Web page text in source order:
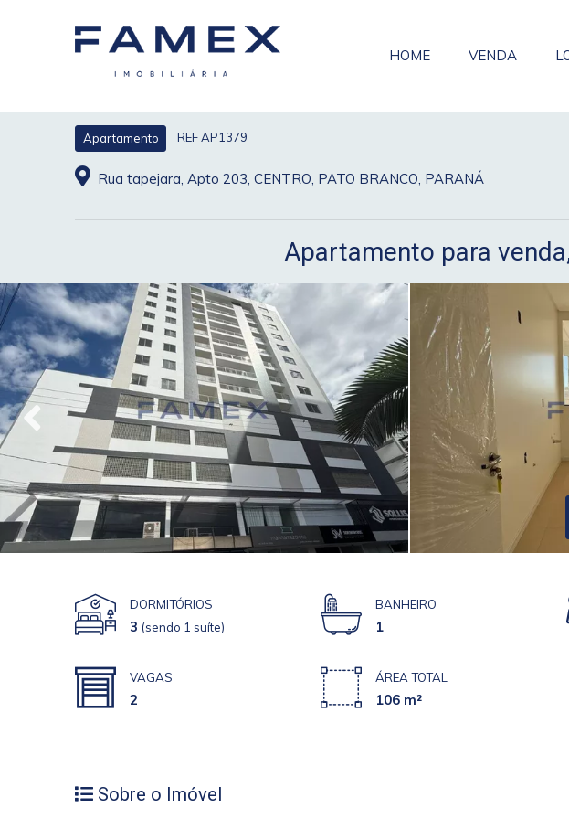
HOME VENDA
Apartamento REF AP1379
Rua tapejara, Apto 203, CENTRO, PATO BRANCO, PARANÁ
Apartamento para
DORMITÓRIOS
3 (sendo 1 suíte)
BANHEIRO
1
VAGAS
2
ÁREA TOTAL
106 m²
Sobre o Imóvel